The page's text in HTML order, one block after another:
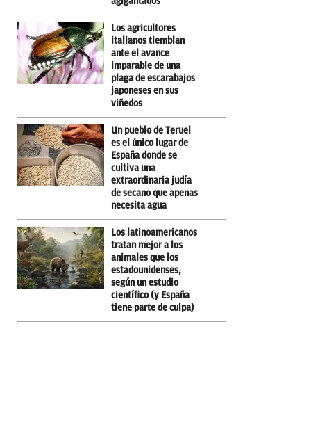
Los agricultores
italianos tiemblan
ante el avance
imparable de una
plaga de escarabajos
japoneses en sus
viñedos
Un pueblo de Teruel
es el único lugar de
España donde se
cultiva una
extraordinaria judía
de secano que apenas
necesita agua
Los latinoamericanos
tratan mejor a los
animales que los
estadounidenses,
según un estudio
científico (y España
tiene parte de culpa)